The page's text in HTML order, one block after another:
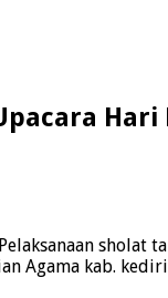
sholat
Agama kab. kediri